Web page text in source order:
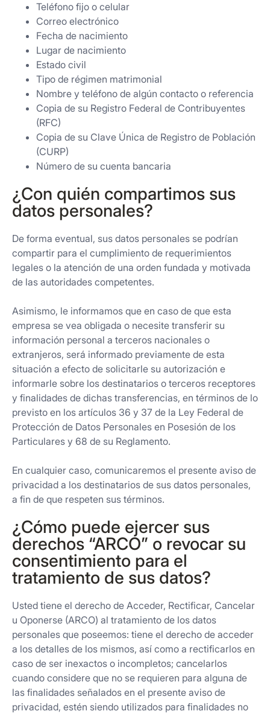
Teléfono fijo o celular
Correo electrónico
Fecha de nacimiento
Lugar de nacimiento
Estado civil
Tipo de régimen matrimonial
Nombre y teléfono de algún contacto o referencia
Copia de su Registro Federal de Contribuyentes
(RFC)
Copia de su Clave Única de Registro de Población
(CURP)
Número de su cuenta bancaria
¿Con quién compartimos sus
datos personales?
De forma eventual, sus datos personales se podrían
compartir para el cumplimiento de requerimientos
legales o la atención de una orden fundada y motivada
de las autoridades competentes.
Asimismo, le informamos que en caso de que esta
empresa se vea obligada o necesite transferir su
información personal a terceros nacionales o
extranjeros, será informado previamente de esta
situación a efecto de solicitarle su autorización e
informarle sobre los destinatarios o terceros receptores
y finalidades de dichas transferencias, en términos de lo
previsto en los artículos 36 y 37 de la Ley Federal de
Protección de Datos Personales en Posesión de los
Particulares y 68 de su Reglamento.
En cualquier caso, comunicaremos el presente aviso de
privacidad a los destinatarios de sus datos personales,
a fin de que respeten sus términos.
¿Cómo puede ejercer sus
derechos “ARCO” o revocar su
consentimiento para el
tratamiento de sus datos?
Usted tiene el derecho de Acceder, Rectificar, Cancelar
u Oponerse (ARCO) al tratamiento de los datos
personales que poseemos: tiene el derecho de acceder
a los detalles de los mismos, así como a rectificarlos en
caso de ser inexactos o incompletos; cancelarlos
cuando considere que no se requieren para alguna de
las finalidades señalados en el presente aviso de
privacidad, estén siendo utilizados para finalidades no